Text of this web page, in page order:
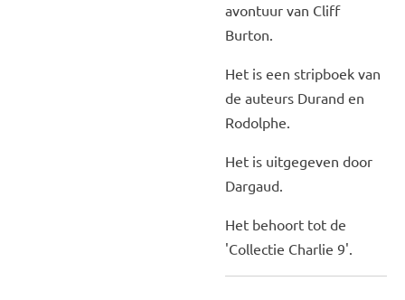
avontuur van Cliff
Burton.
Het is een stripboek van
de auteurs Durand en
Rodolphe.
Het is uitgegeven door
Dargaud.
Het behoort tot de
'Collectie Charlie 9'.